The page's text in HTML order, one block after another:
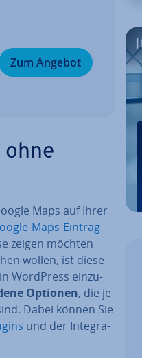
Zum Angebot
Maps auf Ihrer
Maps-Eintrag
zeigen möchten
wollen, ist diese
WordPress ein­zu­
Optionen, die je
Dabei können Sie
und der In­te­gra­